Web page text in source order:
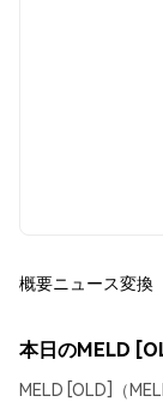
概要ニュース変換
本日のMELD
MELD [OLD]（